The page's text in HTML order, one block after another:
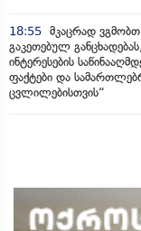
18:55 მკაცრად
გაკეთებულ
ინტერესების
ფაქტები და
ცვლილებისთვის“